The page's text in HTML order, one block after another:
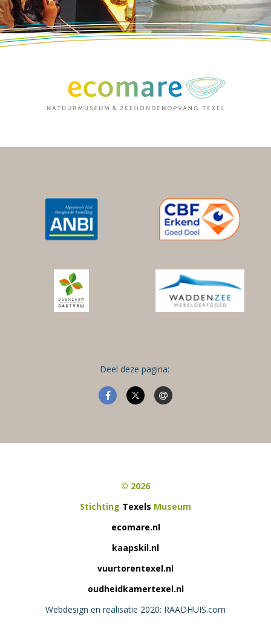
Deel deze pagina:
© 2026
Stichting Texels Museum
ecomare.nl
kaapskil.nl
vuurtorentexel.nl
oudheidkamertexel.nl
Webdesign en realisatie 2020: RAADHUIS.com